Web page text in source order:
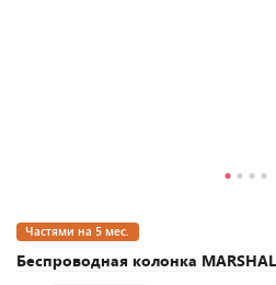
Беспроводная колонка
Частями на 5 мес.